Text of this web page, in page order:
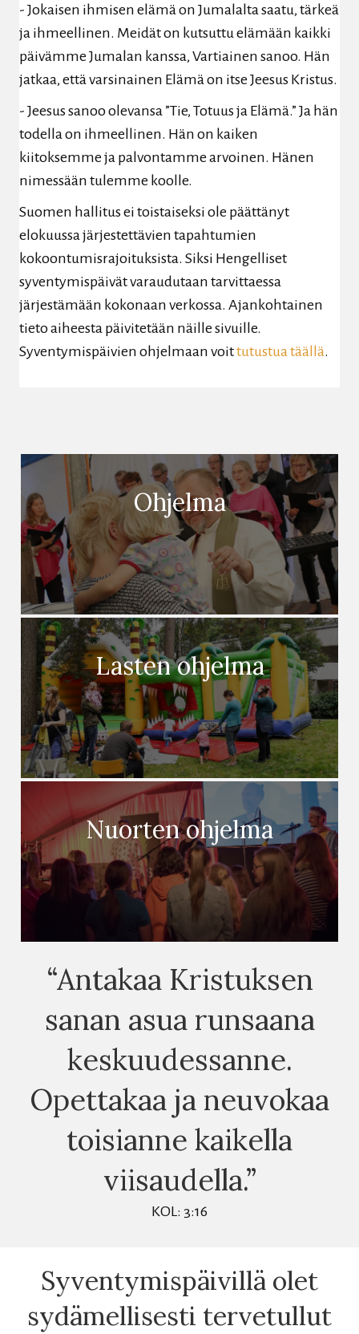
- Jokaisen ihmisen elämä on Jumalalta saatu, tärkeä
ja ihmeellinen. Meidät on kutsuttu elämään kaikki
päivämme Jumalan kanssa, Vartiainen sanoo. Hän
jatkaa, että varsinainen Elämä on itse Jeesus Kristus.
- Jeesus sanoo olevansa ”Tie, Totuus ja Elämä.” Ja hän
todella on ihmeellinen. Hän on kaiken
kiitoksemme ja palvontamme arvoinen. Hänen
nimessään tulemme koolle.
Suomen hallitus ei toistaiseksi ole päättänyt
elokuussa järjestettävien tapahtumien
kokoontumisrajoituksista. Siksi Hengelliset
syventymispäivät varaudutaan tarvittaessa
järjestämään kokonaan verkossa. Ajankohtainen
tieto aiheesta päivitetään näille sivuille.
Syventymispäivien ohjelmaan voittutustua täällä.
Ohjelma
Lasten ohjelma
Nuorten ohjelma
“Antakaa Kristuksen
sanan asua runsaana
keskuudessanne.
Opettakaa ja neuvokaa
toisianne kaikella
viisaudella.”
KOL: 3:16
Syventymispäivillä olet
sydämellisesti tervetullut